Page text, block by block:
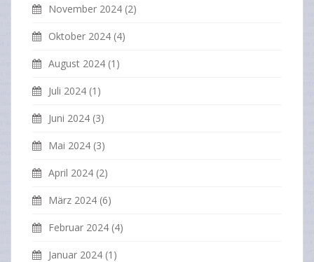
November 2024 (2)
Oktober 2024 (4)
August 2024 (1)
Juli 2024 (1)
Juni 2024 (3)
Mai 2024 (3)
April 2024 (2)
März 2024 (6)
Februar 2024 (4)
Januar 2024 (1)